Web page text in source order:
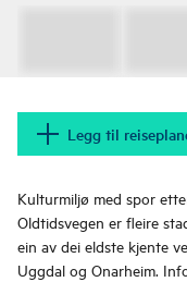
Legg til
Kulturmiljø med spor
Oldtidsvegen er fleire
ein av dei eldste kjente
Uggdal og Onarheim.